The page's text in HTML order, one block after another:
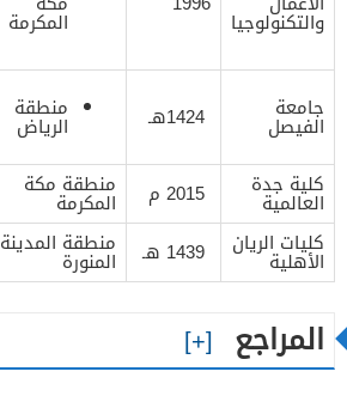
والتكنولوجيا المكرمة
جامعة
الفيصل
منطقة
الرياض
كلية جدة
العالمية
منطقة مكة
المكرمة
كليات الريان
الأهلية
منطقة المدينة
المنورة
المراجع